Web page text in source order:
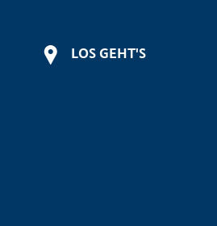
LOS GEHT'S